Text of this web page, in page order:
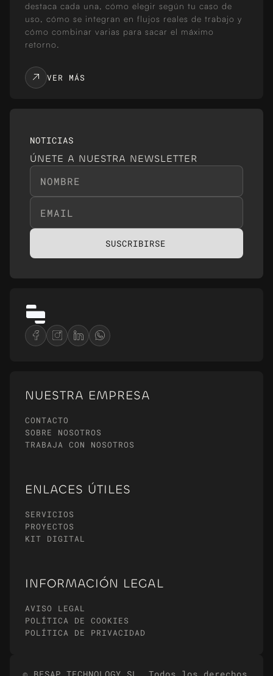
destaca cada una, cómo elegir según tu caso de
uso, cómo se integran en flujos reales de trabajo y
cómo combinar varias para sacar el máximo
retorno.
VER MÁS
NOTICIAS
ÚNETE A NUESTRA NEWSLETTER
NUESTRA EMPRESA
CONTACTO
SOBRE NOSOTROS
TRABAJA CON NOSOTROS
ENLACES ÚTILES
SERVICIOS
PROYECTOS
KIT DIGITAL
INFORMACIÓN LEGAL
AVISO LEGAL
POLÍTICA DE COOKIES
POLÍTICA DE PRIVACIDAD
© BESAP TECHNOLOGY SL. Todos los derechos